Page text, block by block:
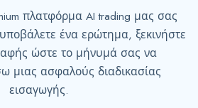
πλατφόρμα AI trading μας σας
ένα ερώτημα, ξεκινήστε
ώστε το μήνυμά σας να
μιας ασφαλούς διαδικασίας
εισαγωγής.